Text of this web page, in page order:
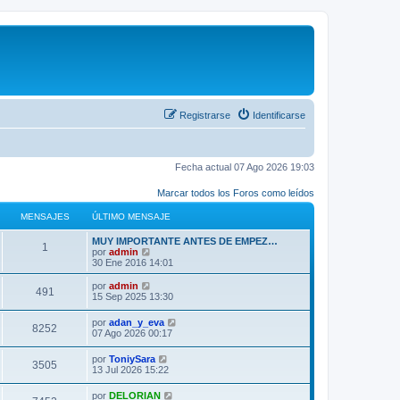
Identificarse
Registrarse
Fecha actual 07 Ago 2026 19:03
Marcar todos los Foros como leídos
MENSAJES ÚLTIMO MENSAJE
1
MUY IMPORTANTE ANTES DE EMPEZ…
por admin
e
r
l
i
m
o
m
e
n
a
30 Ene 2016 14:01
491 por admin
e
l
t
i
m
o
m
e
15 Sep 2025 13:30
8252 por adan_y_eva
i
07 Ago 2026 00:17
3505 por ToniySara
e
ú
13 Jul 2026 15:22
por DELORIAN